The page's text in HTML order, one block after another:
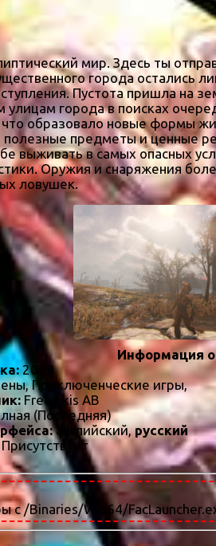
мир. Здесь ты
города остались
Пустота пришла на
улицам города в поисках
что образовало новые формы
предметы и ценные
выживать в самых опасных
Оружия и снаряжения
ловушек.
Информация о
2019
Приключенческие игры,
Fredaikis AB
(Последняя)
английский,русский
Присутствует
с /Binaries/Win64/